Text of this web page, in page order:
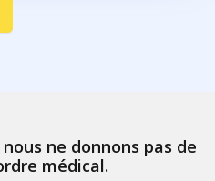
ne donnons pas de
médical.